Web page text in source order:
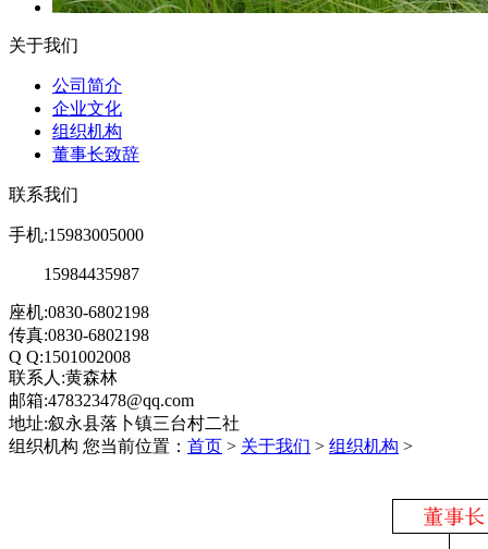
关于我们
公司简介
企业文化
组织机构
董事长致辞
联系我们
手机:15983005000
15984435987
座机:0830-6802198
传真:0830-6802198
Q Q:1501002008
联系人:黄森林
邮箱:478323478@qq.com
地址:叙永县落卜镇三台村二社
组织机构 您当前位置： 首页 > 关于我们 > 组织机构 >